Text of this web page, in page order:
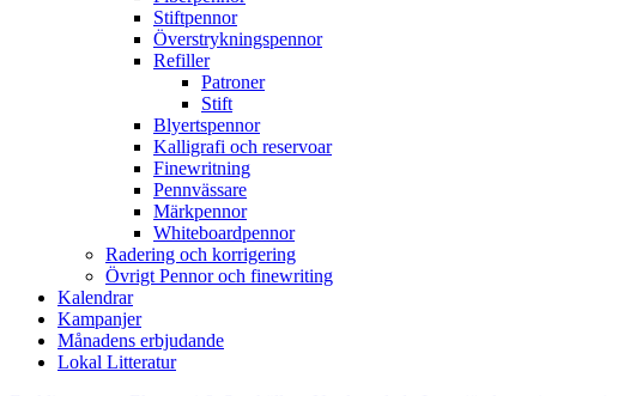
Stiftpennor
Överstrykningspennor
Refiller
Patroner
Stift
Blyertspennor
Kalligrafi och reservoar
Finewritning
Pennvässare
Märkpennor
Whiteboardpennor
Radering och korrigering
Övrigt Pennor och finewriting
Kalendrar
Kampanjer
Månadens erbjudande
Lokal Litteratur